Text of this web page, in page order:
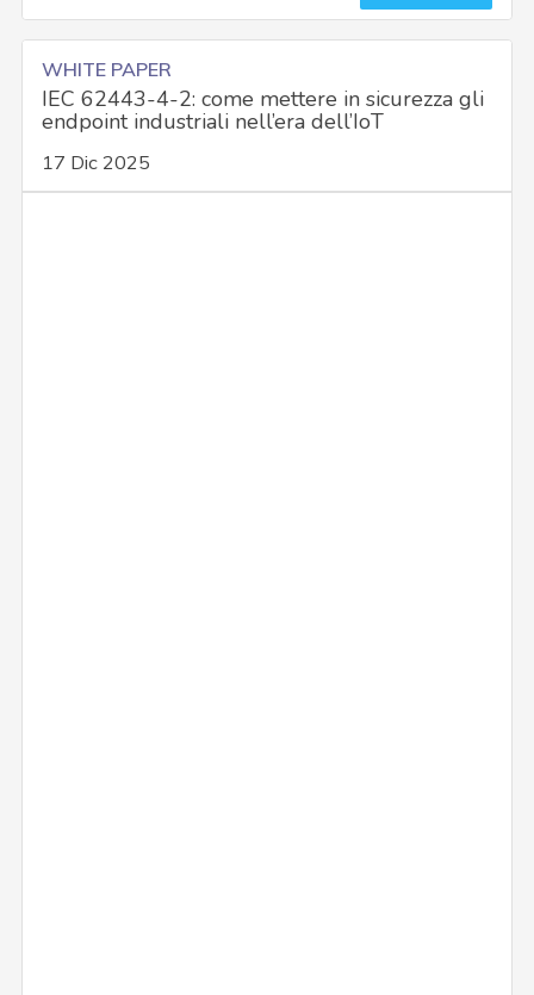
WHITE PAPER
IEC 62443-4-2: come mettere in sicurezza gli
endpoint industriali nell’era dell’IoT
17 Dic 2025